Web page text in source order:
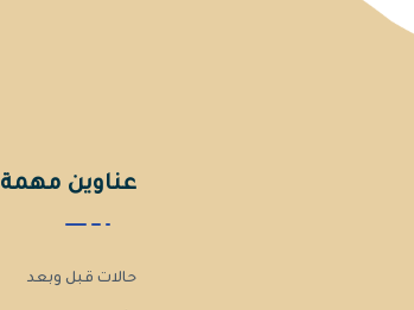
عناوين مهمة
حالات قبل وبعد